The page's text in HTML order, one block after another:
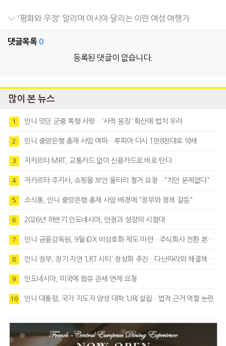
'평화와 우정' 알리며 아시아 달리는 이란 여성 여행가
댓글목록 0
등록된 댓글이 없습니다.
많이 본 뉴스
1 인니 잇단 군중 폭행 사망…'사적 응징' 확산에 법치 우려
2 인니 중앙은행 총재 사임 여파…루피아 다시 1만8천대로 약세
3 자카르타 MRT, 교통카드 없이 신용카드로 바로 탄다
4 자카르타 주지사, 쇼핑몰 보안 울타리 철거 요청…"치안 문제없다"
5 소식통, 인니 중앙은행 총재 사임 배경에 “정부와 정책 갈등"
6 2026년 하반기 인도네시아, 안정과 성장의 시험대
7 인니 금융감독원, 9월 IDX 비상호화 제도 마련…주식회사 전환 본격화
8 인니 정부, 장기 지연 'LRT 시티' 정상화 추진…다난따라와 해결책 모색
9 인도네시아, 미국에 팜유 관세 면제 요청
10 인니 대통령, 국가 지도자 양성 대학 ‘URI’설립…법적 근거·역할 논란